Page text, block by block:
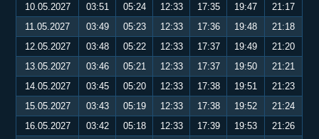
10.05.2027
03:51 05:24 12:33 17:35 19:47
21:17
11.05.2027
03:49 05:23 12:33 17:36 19:48
21:18
12.05.2027
03:48 05:22 12:33 17:37 19:49
21:20
13.05.2027
03:46 05:21 12:33 17:37 19:50
21:21
14.05.2027
03:45 05:20 12:33 17:38 19:51
21:23
15.05.2027
03:43 05:19 12:33 17:38 19:52
21:24
16.05.2027
03:42 05:18 12:33 17:39 19:53
21:26